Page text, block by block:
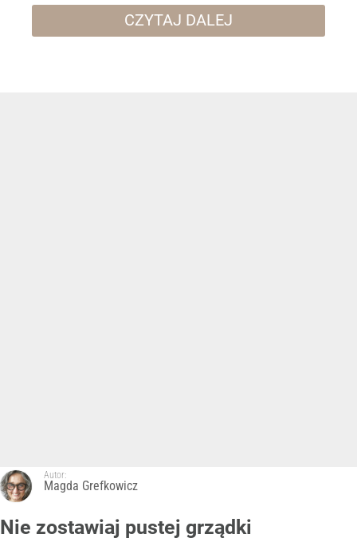
CZYTAJ DALEJ
Autor:
Magda Grefkowicz
Nie zostawiaj pustej grządki